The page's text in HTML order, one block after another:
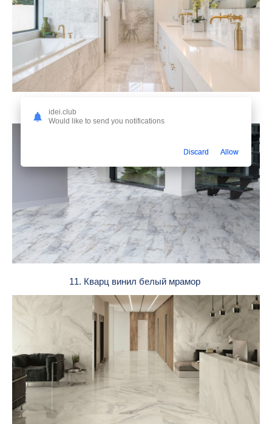
10. Мраморная плитка в интерьере
11. Кварц винил белый мрамор
idei.club
Would like to send you notifications
Discard Allow